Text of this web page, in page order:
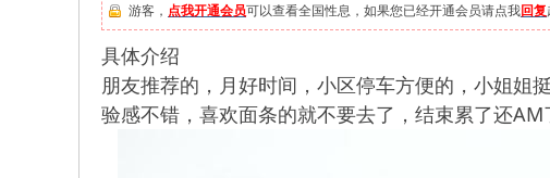
游客， 点我开通会员可以查看全国性息，如果您已经开通会员请点我回复
具体介绍
朋友推荐的，月好时间，小区停车方便的，小姐姐
验感不错，喜欢面条的就不要去了，结束累了还